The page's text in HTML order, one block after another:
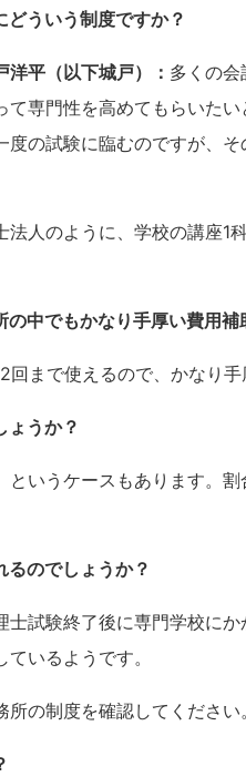
ういう制度ですか？
平（以下城戸）： 多くの
専門性を高めてもらいた
の試験に臨むのですが、
人のように、学校の講座1
中でもかなり手厚い費用補
まで使えるので、かなり手
うか？
というケースもあります。
のでしょうか？
士試験終了後に専門学校に
いるようです。
の制度を確認してください。